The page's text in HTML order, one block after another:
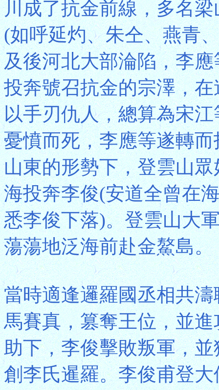
川成了抗金前線，多名
(如呼延灼、朱仝、燕青
及後河北大部淪陷，李
投奔號召抗金的宗澤，
以手刃仇人，總算為宋
憂憤而死，李應等遂轉
山東的形勢下，登雲山
海投奔李俊(安道全曾在
悉李俊下落)。登雲山大
蕩蕩地泛海前赴金鰲島。
當時適逢邏羅國丞相共
馬賽真，篡奪王位，並
助下，李俊擊敗叛軍，
創李氏暹羅。李俊甫登